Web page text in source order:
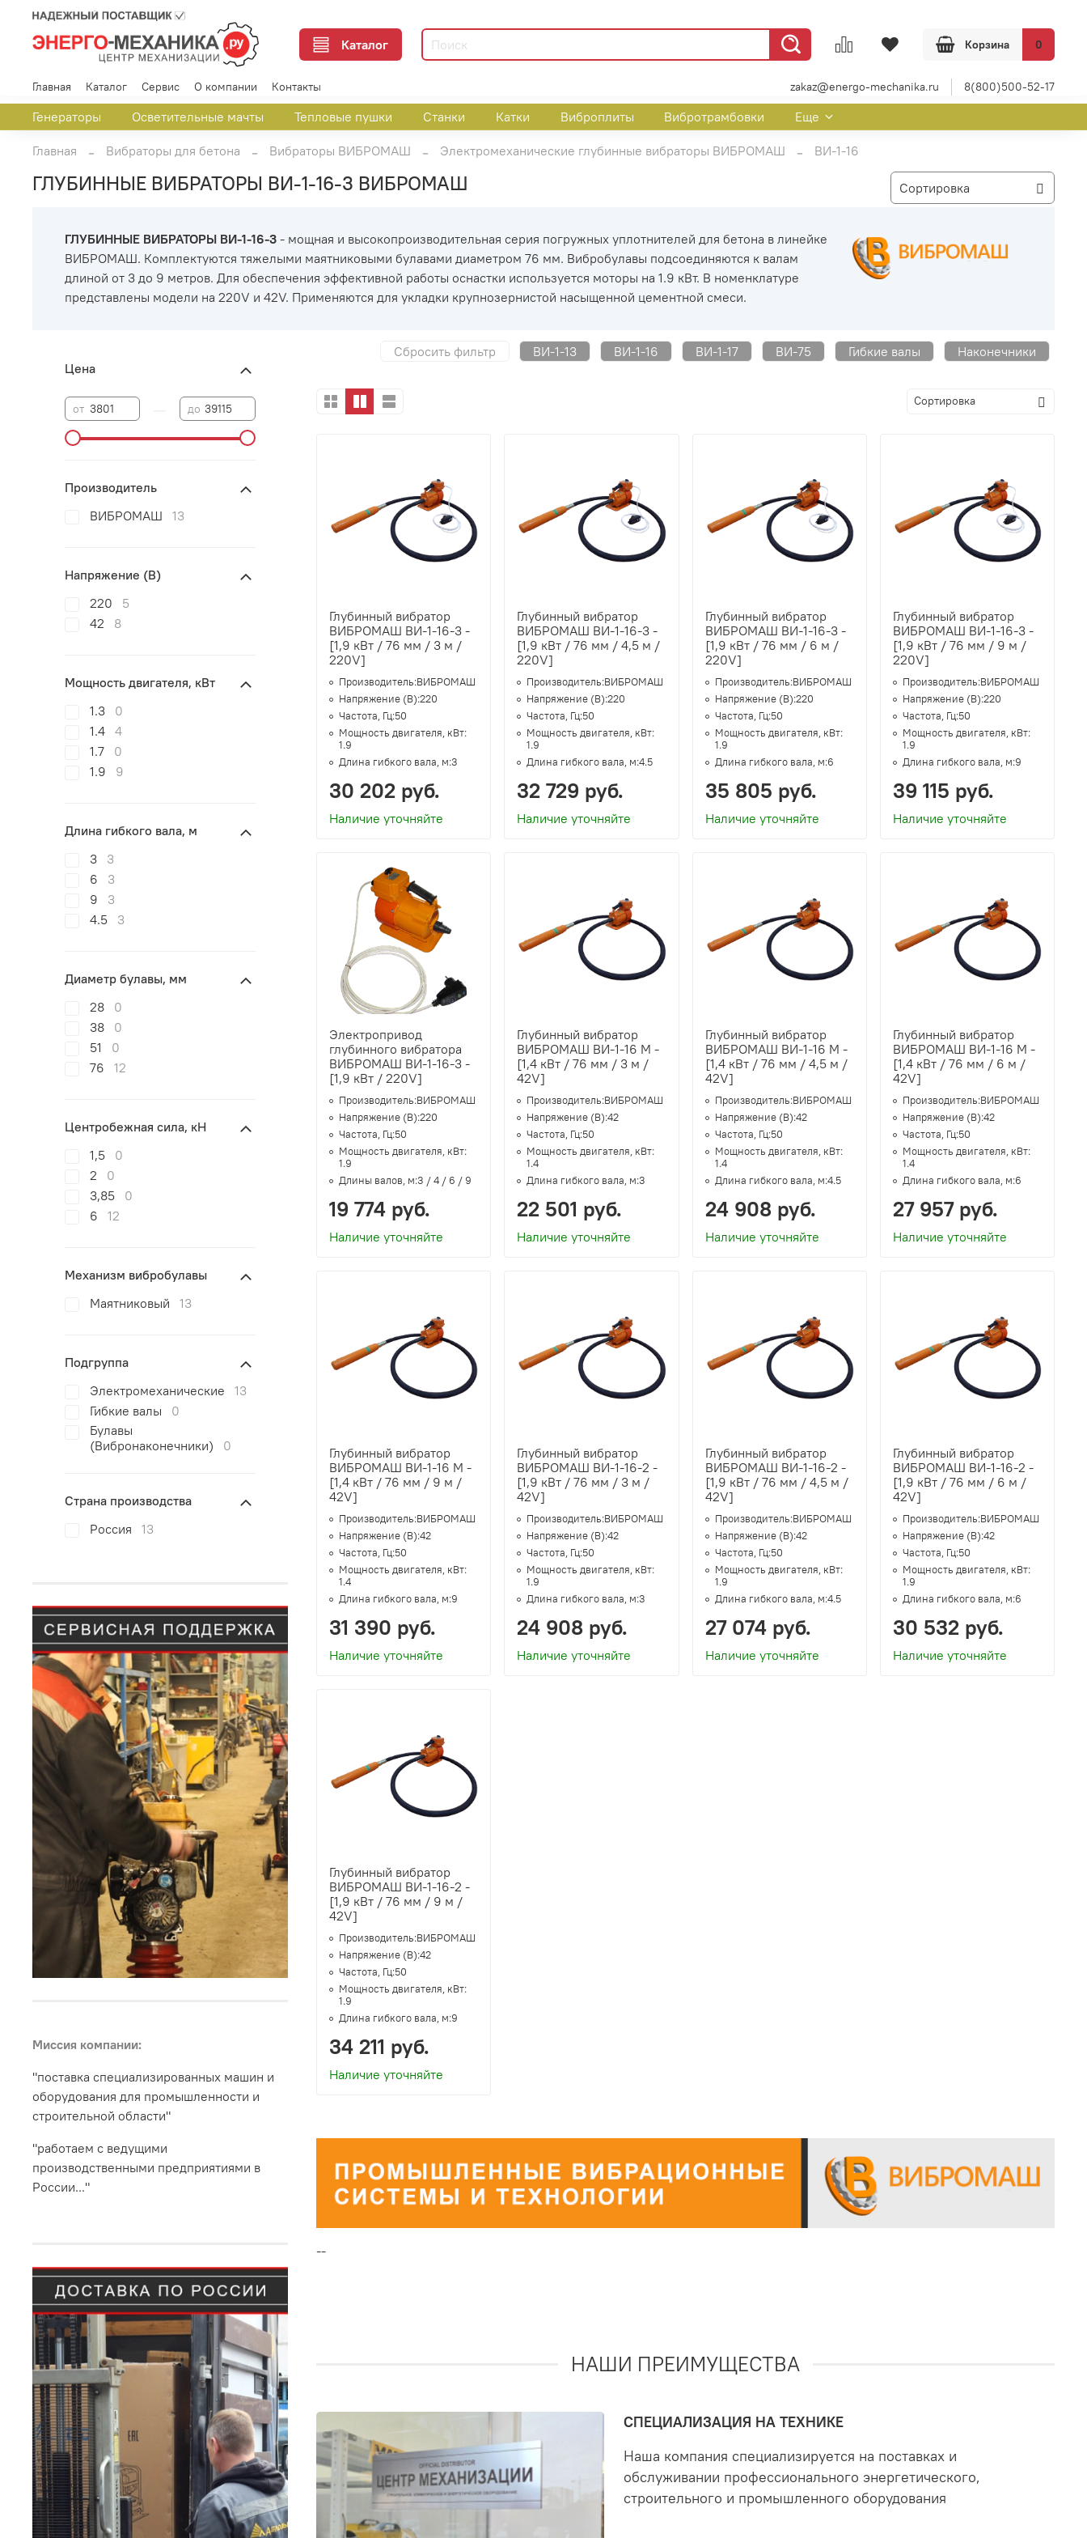
Каталог Корзина 0
Главная Каталог Сервис О компании Контакты zakaz@energo-mechanika.ru 8(800)500-52-17
Генераторы Осветительные мачты Тепловые пушки Станки Катки Виброплиты Вибротрамбовки Еще
Главная Вибраторы для бетона Вибраторы ВИБРОМАШ Электромеханические глубинные вибраторы ВИБРОМАШ ВИ-1-16
ГЛУБИННЫЕ ВИБРАТОРЫ ВИ-1-16-3 ВИБРОМАШ
ГЛУБИННЫЕ ВИБРАТОРЫ ВИ-1-16-3 - мощная и высокопроизводительная серия погружных уплотнителей для бетона в линейке
ВИБРОМАШ. Комплектуются тяжелыми маятниковыми булавами диаметром 76 мм. Вибробулавы подсоединяются к валам
длиной от 3 до 9 метров. Для обеспечения эффективной работы оснастки используется моторы на 1.9 кВт. В номенклатуре
представлены модели на 220V и 42V. Применяются для укладки крупнозернистой насыщенной цементной смеси.
Сбросить фильтр ВИ-1-13 ВИ-1-16 ВИ-1-17 ВИ-75 Гибкие валы Наконечники
Глубинный вибратор
ВИБРОМАШ ВИ-1-16-3 -
[1,9 кВт / 76 мм / 3 м /
220V]
Производитель:ВИБРОМАШ
Напряжение (В):220
Частота, Гц:50
Мощность двигателя, кВт:
1.9
Длина гибкого вала, м:3
Наличие уточняйте
30 202 руб.
Глубинный вибратор
ВИБРОМАШ ВИ-1-16-3 -
[1,9 кВт / 76 мм / 4,5 м /
220V]
Производитель:ВИБРОМАШ
Напряжение (В):220
Частота, Гц:50
Мощность двигателя, кВт:
1.9
Длина гибкого вала, м:4.5
Наличие уточняйте
32 729 руб.
Глубинный вибратор
ВИБРОМАШ ВИ-1-16-3 -
[1,9 кВт / 76 мм / 6 м /
220V]
Производитель:ВИБРОМАШ
Напряжение (В):220
Частота, Гц:50
Мощность двигателя, кВт:
1.9
Длина гибкого вала, м:6
Наличие уточняйте
35 805 руб.
Глубинный вибратор
ВИБРОМАШ ВИ-1-16-3 -
[1,9 кВт / 76 мм / 9 м /
220V]
Производитель:ВИБРОМАШ
Напряжение (В):220
Частота, Гц:50
Мощность двигателя, кВт:
1.9
Длина гибкого вала, м:9
Наличие уточняйте
39 115 руб.
Электропривод
глубинного вибратора
ВИБРОМАШ ВИ-1-16-3 -
[1,9 кВт / 220V]
Производитель:ВИБРОМАШ
Напряжение (В):220
Частота, Гц:50
Мощность двигателя, кВт:
1.9
Длины валов, м:3 / 4 / 6 / 9
Наличие уточняйте
19 774 руб.
Глубинный вибратор
ВИБРОМАШ ВИ-1-16 M -
[1,4 кВт / 76 мм / 3 м /
42V]
Производитель:ВИБРОМАШ
Напряжение (В):42
Частота, Гц:50
Мощность двигателя, кВт:
1.4
Длина гибкого вала, м:3
Наличие уточняйте
22 501 руб.
Глубинный вибратор
ВИБРОМАШ ВИ-1-16 M -
[1,4 кВт / 76 мм / 4,5 м /
42V]
Производитель:ВИБРОМАШ
Напряжение (В):42
Частота, Гц:50
Мощность двигателя, кВт:
1.4
Длина гибкого вала, м:4.5
Наличие уточняйте
24 908 руб.
Глубинный вибратор
ВИБРОМАШ ВИ-1-16 M -
[1,4 кВт / 76 мм / 6 м /
42V]
Производитель:ВИБРОМАШ
Напряжение (В):42
Частота, Гц:50
Мощность двигателя, кВт:
1.4
Длина гибкого вала, м:6
Наличие уточняйте
27 957 руб.
Глубинный вибратор
ВИБРОМАШ ВИ-1-16 M -
[1,4 кВт / 76 мм / 9 м /
42V]
Производитель:ВИБРОМАШ
Напряжение (В):42
Частота, Гц:50
Мощность двигателя, кВт:
1.4
Длина гибкого вала, м:9
Наличие уточняйте
31 390 руб.
Глубинный вибратор
ВИБРОМАШ ВИ-1-16-2 -
[1,9 кВт / 76 мм / 3 м /
42V]
Производитель:ВИБРОМАШ
Напряжение (В):42
Частота, Гц:50
Мощность двигателя, кВт:
1.9
Длина гибкого вала, м:3
Наличие уточняйте
24 908 руб.
Глубинный вибратор
ВИБРОМАШ ВИ-1-16-2 -
[1,9 кВт / 76 мм / 4,5 м /
42V]
Производитель:ВИБРОМАШ
Напряжение (В):42
Частота, Гц:50
Мощность двигателя, кВт:
1.9
Длина гибкого вала, м:4.5
Наличие уточняйте
27 074 руб.
Глубинный вибратор
ВИБРОМАШ ВИ-1-16-2 -
[1,9 кВт / 76 мм / 6 м /
42V]
Производитель:ВИБРОМАШ
Напряжение (В):42
Частота, Гц:50
Мощность двигателя, кВт:
1.9
Длина гибкого вала, м:6
Наличие уточняйте
30 532 руб.
Глубинный вибратор
ВИБРОМАШ ВИ-1-16-2 -
[1,9 кВт / 76 мм / 9 м /
42V]
Производитель:ВИБРОМАШ
Напряжение (В):42
Частота, Гц:50
Мощность двигателя, кВт:
1.9
Длина гибкого вала, м:9
Наличие уточняйте
34 211 руб.
--
НАШИ ПРЕИМУЩЕСТВА
СПЕЦИАЛИЗАЦИЯ НА ТЕХНИКЕ
Наша компания специализируется на поставках и
обслуживании профессионального энергетического,
строительного и промышленного оборудования
Цена
от до
Производитель
ВИБРОМАШ
13
Напряжение (В)
220
5
42
8
Мощность двигателя, кВт
1.3
0
1.4 4
1.7
0
1.9
9
Длина гибкого вала, м
3
3
6
3
9
3
4.5
3
Диаметр булавы, мм
28
0
38
0
51
0
76
12
Центробежная сила, кН
1,5
0
2
0
3,85
0
6
12
Механизм вибробулавы
Маятниковый
13
Подгруппа
Электромеханические
13
Гибкие валы
0
Булавы
(Вибронаконечники)
0
Страна производства
Россия
13
Миссия компании:
"поставка специализированных машин и
оборудования для промышленности и
строительной области"
"работаем с ведущими
производственными предприятиями в
России..."